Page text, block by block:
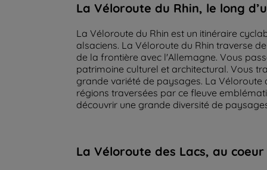
La Véloroute du Rhin, le long
La Véloroute du Rhin est un itinéraire
alsaciens. La Véloroute du Rhin traverse
de la frontière avec l'Allemagne. Vous
patrimoine culturel et architectural. Vous
grande variété de paysages. La Véloroute
régions traversées par ce fleuve
découvrir une grande diversité de
La Véloroute des Lacs, au